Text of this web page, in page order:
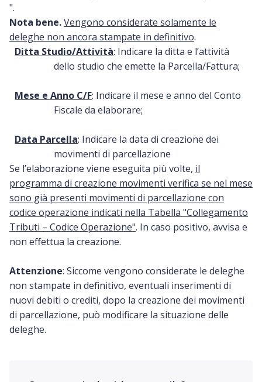
".
Nota bene.Vengono considerate solamente le
deleghe non ancora stampate in definitivo.
Ditta Studio/Attività: Indicare la ditta e l’attività
dello studio che emette la Parcella/Fattura;
Mese e Anno C/F: Indicare il mese e anno del Conto
Fiscale da elaborare;
Data Parcella: Indicare la data di creazione dei
movimenti di parcellazione
Se l’elaborazione viene eseguita più volte, il
programma di creazione movimenti verifica se nel mese
sono già presenti movimenti di parcellazione con
codice operazione indicati nella Tabella "Collegamento
Tributi – Codice Operazione". In caso positivo, avvisa e
non effettua la creazione.
Attenzione: Siccome vengono considerate le deleghe
non stampate in definitivo, eventuali inserimenti di
nuovi debiti o crediti, dopo la creazione dei movimenti
di parcellazione, può modificare la situazione delle
deleghe.